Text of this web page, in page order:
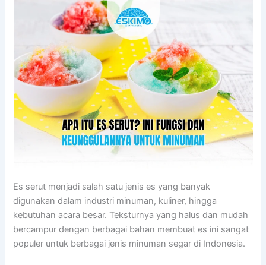
Es serut menjadi salah satu jenis es yang banyak
digunakan dalam industri minuman, kuliner, hingga
kebutuhan acara besar. Teksturnya yang halus dan mudah
bercampur dengan berbagai bahan membuat es ini sangat
populer untuk berbagai jenis minuman segar di Indonesia.